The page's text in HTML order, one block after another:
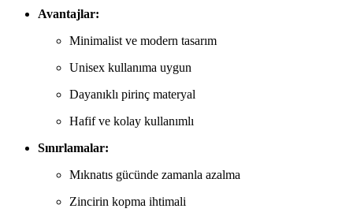
Avantajlar:
Minimalist ve modern tasarım
Unisex kullanıma uygun
Dayanıklı pirinç materyal
Hafif ve kolay kullanımlı
Sınırlamalar:
Mıknatıs gücünde zamanla azalma
Zincirin kopma ihtimali